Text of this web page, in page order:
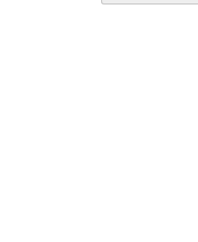
S 602
S 602 aus den